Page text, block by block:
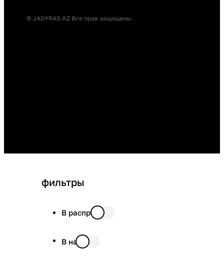
© JADYRAS.KZ Все прав защищены.
фильтры
В распродаже
В наличии